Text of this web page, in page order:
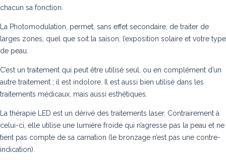
chacun sa fonction.
La Photomodulation, permet, sans effet secondaire, de traiter de
larges zones, quel que soit la saison, l’exposition solaire et votre type
de peau.
C’est un traitement qui peut être utilisé seul, ou en complément d’un
autre traitement ; il est indolore. Il est aussi bien utilisé dans les
traitements médicaux, mais aussi esthétiques.
La thérapie LED est un dérivé des traitements laser. Contrairement à
celui-ci, elle utilise une lumière froide qui n’agresse pas la peau et ne
tient pas compte de sa carnation (le bronzage n’est pas une contre-
indication).